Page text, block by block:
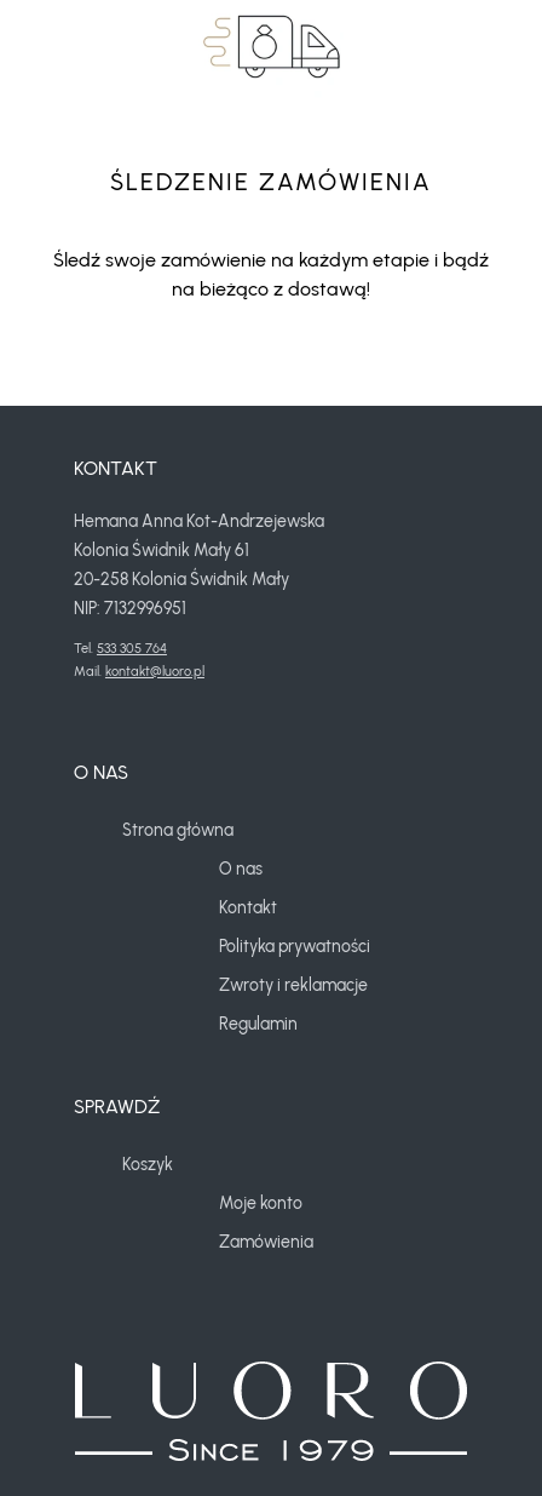
ŚLEDZENIE ZAMÓWIENIA
Śledź swoje zamówienie na każdym etapie i bądź
na bieżąco z dostawą!
KONTAKT
Hemana Anna Kot-Andrzejewska
Kolonia Świdnik Mały 61
20-258 Kolonia Świdnik Mały
NIP: 7132996951
Tel. 533 305 764
Mail. kontakt@luoro.pl
O NAS
Strona główna
O nas
Kontakt
Polityka prywatności
Zwroty i reklamacje
Regulamin
SPRAWDŹ
Koszyk
Moje konto
Zamówienia